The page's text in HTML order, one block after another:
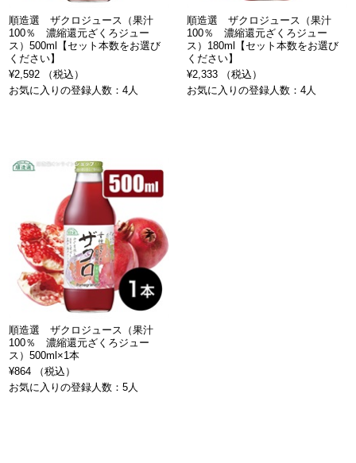
順造選 ザクロジュース（果汁
100％ 濃縮還元ざくろジュー
ス）500ml【セット本数をお選び
ください】
¥2,592 （税込）
お気に入りの登録人数：4人
順造選 ザクロジュース（果汁
100％ 濃縮還元ざくろジュー
ス）180ml【セット本数をお選び
ください】
¥2,333 （税込）
お気に入りの登録人数：4人
順造選 ザクロジュース（果汁
100％ 濃縮還元ざくろジュー
ス）500ml×1本
¥864 （税込）
お気に入りの登録人数：5人